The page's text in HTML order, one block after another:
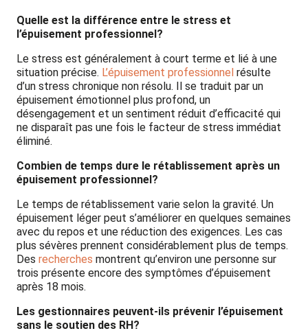
Quelle est la différence entre le stress et
l’épuisement professionnel?
Le stress est généralement à court terme et lié à une
situation précise. L’épuisement professionnel résulte
d’un stress chronique non résolu. Il se traduit par un
épuisement émotionnel plus profond, un
désengagement et un sentiment réduit d’efficacité qui
ne disparaît pas une fois le facteur de stress immédiat
éliminé.
Combien de temps dure le rétablissement après un
épuisement professionnel?
Le temps de rétablissement varie selon la gravité. Un
épuisement léger peut s’améliorer en quelques semaines
avec du repos et une réduction des exigences. Les cas
plus sévères prennent considérablement plus de temps.
Des recherches montrent qu’environ une personne sur
trois présente encore des symptômes d’épuisement
après 18 mois.
Les gestionnaires peuvent-ils prévenir l’épuisement
sans le soutien des RH?